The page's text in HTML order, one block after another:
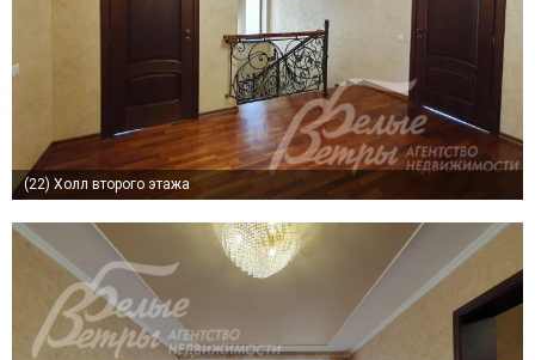
(22) Холл второго этажа